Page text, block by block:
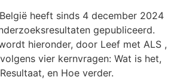
heeft sinds 4 december 2024
gepubliceerd.
hieronder, door Leef met ALS ,
vier kernvragen: Wat is het,
en Hoe verder.